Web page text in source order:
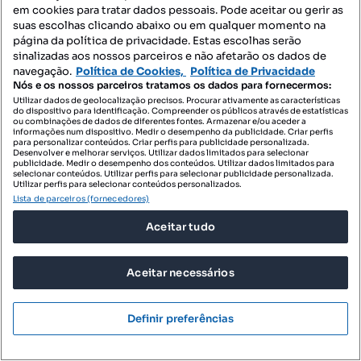
Conceição e Estoi, Faro, Faro
Tipologia
T3
Preço por metro quadrado
99 m²
AlgarveProperty.com
Profissional
em cookies para tratar dados pessoais. Pode aceitar ou gerir as
suas escolhas clicando abaixo ou em qualquer momento na
página da política de privacidade. Estas escolhas serão
sinalizadas aos nossos parceiros e não afetarão os dados de
navegação. Política de Cookies, Política de Privacidade
Nós e os nossos parceiros tratamos os dados para fornecermos:
Utilizar dados de geolocalização precisos. Procurar ativamente as características
do dispositivo para identificação. Compreender os públicos através de estatísticas
ou combinações de dados de diferentes fontes. Armazenar e/ou aceder a
informações num dispositivo. Medir o desempenho da publicidade. Criar perfis
para personalizar conteúdos. Criar perfis para publicidade personalizada.
Desenvolver e melhorar serviços. Utilizar dados limitados para selecionar
publicidade. Medir o desempenho dos conteúdos. Utilizar dados limitados para
selecionar conteúdos. Utilizar perfis para selecionar publicidade personalizada.
Utilizar perfis para selecionar conteúdos personalizados.
Lista de parceiros (fornecedores)
Aceitar tudo
Aceitar necessários
Definir preferências